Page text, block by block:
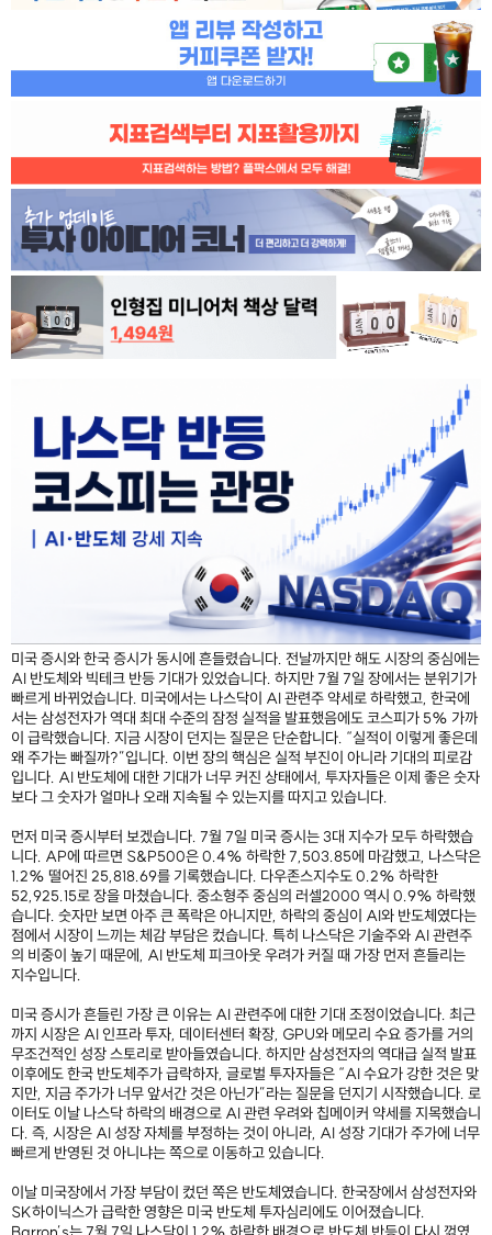
미국 증시와 한국 증시가 동시에 흔들렸습니다. 전날까지만 해도 시장의 중심에는
AI 반도체와 빅테크 반등 기대가 있었습니다. 하지만 7월 7일 장에서는 분위기가
빠르게 바뀌었습니다. 미국에서는 나스닥이 AI 관련주 약세로 하락했고, 한국에
서는 삼성전자가 역대 최대 수준의 잠정 실적을 발표했음에도 코스피가 5% 가까
이 급락했습니다. 지금 시장이 던지는 질문은 단순합니다. “실적이 이렇게 좋은데
왜 주가는 빠질까?”입니다. 이번 장의 핵심은 실적 부진이 아니라 기대의 피로감
입니다. AI 반도체에 대한 기대가 너무 커진 상태에서, 투자자들은 이제 좋은 숫자
보다 그 숫자가 얼마나 오래 지속될 수 있는지를 따지고 있습니다.
먼저 미국 증시부터 보겠습니다. 7월 7일 미국 증시는 3대 지수가 모두 하락했습
니다. AP에 따르면 S&P500은 0.4% 하락한 7,503.85에 마감했고, 나스닥은
1.2% 떨어진 25,818.69를 기록했습니다. 다우존스지수도 0.2% 하락한
52,925.15로 장을 마쳤습니다. 중소형주 중심의 러셀2000 역시 0.9% 하락했
습니다. 숫자만 보면 아주 큰 폭락은 아니지만, 하락의 중심이 AI와 반도체였다는
점에서 시장이 느끼는 체감 부담은 컸습니다. 특히 나스닥은 기술주와 AI 관련주
의 비중이 높기 때문에, AI 반도체 피크아웃 우려가 커질 때 가장 먼저 흔들리는
지수입니다.
미국 증시가 흔들린 가장 큰 이유는 AI 관련주에 대한 기대 조정이었습니다. 최근
까지 시장은 AI 인프라 투자, 데이터센터 확장, GPU와 메모리 수요 증가를 거의
무조건적인 성장 스토리로 받아들였습니다. 하지만 삼성전자의 역대급 실적 발표
이후에도 한국 반도체주가 급락하자, 글로벌 투자자들은 “AI 수요가 강한 것은 맞
지만, 지금 주가가 너무 앞서간 것은 아닌가”라는 질문을 던지기 시작했습니다. 로
이터도 이날 나스닥 하락의 배경으로 AI 관련 우려와 칩메이커 약세를 지목했습니
다. 즉, 시장은 AI 성장 자체를 부정하는 것이 아니라, AI 성장 기대가 주가에 너무
빠르게 반영된 것 아니냐는 쪽으로 이동하고 있습니다.
이날 미국장에서 가장 부담이 컸던 쪽은 반도체였습니다. 한국장에서 삼성전자와
SK하이닉스가 급락한 영향은 미국 반도체 투자심리에도 이어졌습니다.